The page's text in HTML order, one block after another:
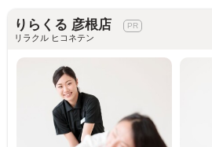
りらくる 彦根店
リラクル ヒコネテン